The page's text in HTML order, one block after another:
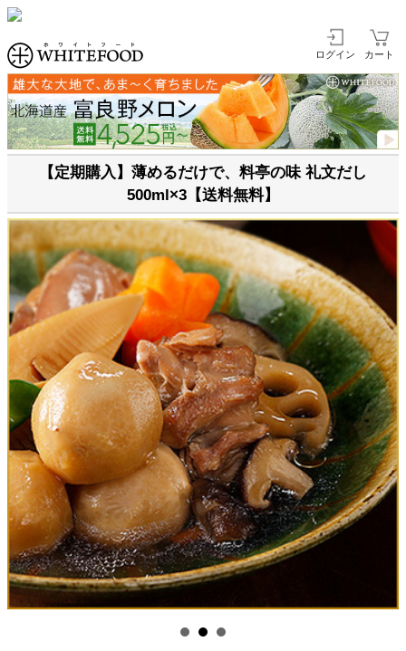
ログイン カート
【定期購入】薄めるだけで、料亭の味 礼文だし
500ml×3【送料無料】